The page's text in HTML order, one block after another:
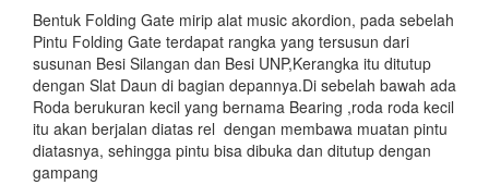
Bentuk Folding Gate mirip alat music akordion, pada sebelah
Pintu Folding Gate terdapat rangka yang tersusun dari
susunan Besi Silangan dan Besi UNP,Kerangka itu ditutup
dengan Slat Daun di bagian depannya.Di sebelah bawah ada
Roda berukuran kecil yang bernama Bearing ,roda roda kecil
itu akan berjalan diatas rel dengan membawa muatan pintu
diatasnya, sehingga pintu bisa dibuka dan ditutup dengan
gampang